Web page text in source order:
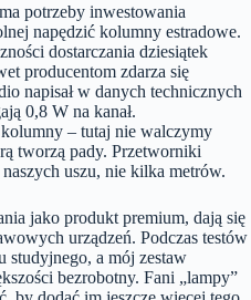
potrzeby inwestowania
napędzić kolumny estradowe.
dostarczania dziesiątek
producentom zdarza się
napisał w danych technicznych
0,8 W na kanał.
– tutaj nie walczymy
tworzą pady. Przetworniki
uszu, nie kilka metrów.
jako produkt premium, dają się
urządzeń. Podczas testów
studyjnego, a mój zestaw
bezrobotny. Fani „lampy”